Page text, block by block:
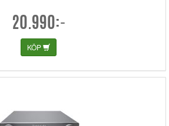
20.990:-
KÖP